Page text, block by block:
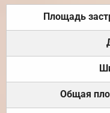
Площадь
Общая